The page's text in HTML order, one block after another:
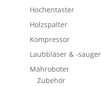
Hochentaster
Holzspalter
Kompressor
Laubbläser & -sauger
Mähroboter
Zubehör